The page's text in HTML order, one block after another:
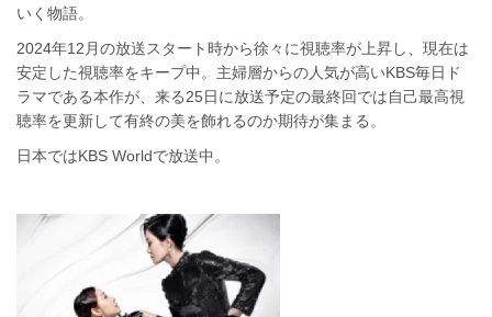
いく物語。
2024年12月の放送スタート時から徐々に視聴率が上昇し、現在は
安定した視聴率をキープ中。主婦層からの人気が高いKBS毎日ド
ラマである本作が、来る25日に放送予定の最終回では自己最高視
聴率を更新して有終の美を飾れるのか期待が集まる。
日本ではKBS Worldで放送中。